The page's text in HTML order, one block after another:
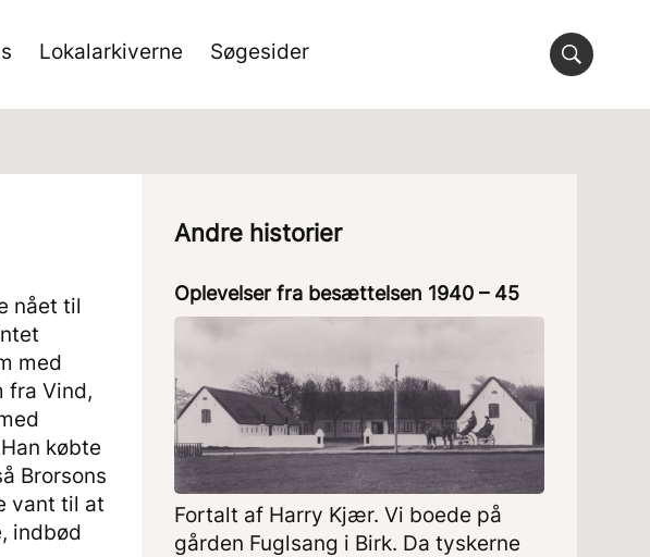
Lokalarkiverne Søgesider
nået til
med
fra Vind,
købte
Brorsons
vant til at
indbød
Andre historier
Oplevelser fra besættelsen 1940 – 45
Fortalt af Harry Kjær. Vi boede på
gården Fuglsang i Birk. Da tyskerne